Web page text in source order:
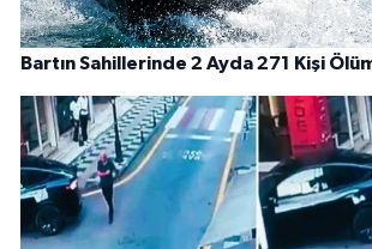
Bartın Sahillerinde 2 Ayda 271 Kişi